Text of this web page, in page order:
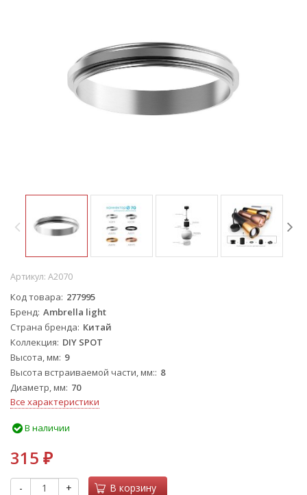
Артикул: A2070
Код товара 277995
Бренд Ambrella light
Страна бренда Китай
Коллекция DIY SPOT
Высота, мм 9
Высота встраиваемой части, мм: 8
Диаметр, мм 70
Все характеристики
В наличии
315 ₽
- + В корзину